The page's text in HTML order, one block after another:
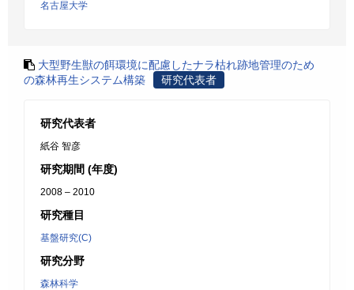
名古屋大学
大型野生獣の餌環境に配慮したナラ枯れ跡地管理のため
の森林再生システム構築
研究代表者
研究代表者
紙谷 智彦
研究期間 (年度)
2008 – 2010
研究種目
基盤研究(C)
研究分野
森林科学